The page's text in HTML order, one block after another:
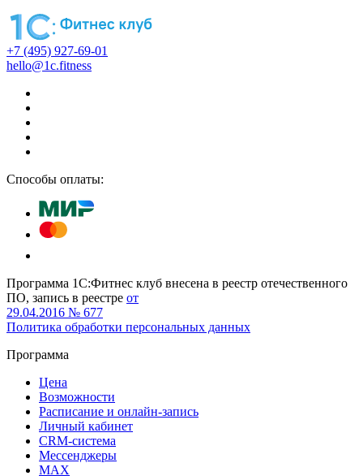
+7 (495) 927-69-01
hello@1c.fitness
Способы оплаты:
Программа 1С:Фитнес клуб внесена в реестр отечественного
ПО, запись в реестре от
29.04.2016 № 677
Политика обработки персональных данных
Программа
Цена
Возможности
Расписание и онлайн-запись
Личный кабинет
CRM-система
Мессенджеры
MAX